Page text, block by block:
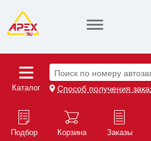
Каталог
Поиск по номеру
Способ получения
Подбор Корзина Заказы